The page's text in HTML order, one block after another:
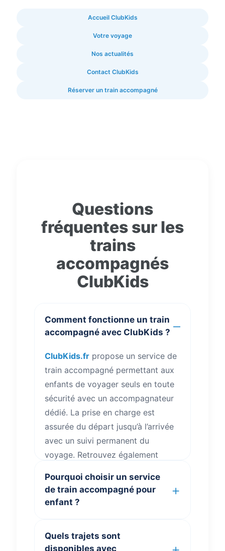
Accueil ClubKids
Votre voyage
Nos actualités
Contact ClubKids
Réserver un train accompagné
Questions
fréquentes sur les
trains
accompagnés
ClubKids
Comment fonctionne un train
accompagné avec ClubKids ?
ClubKids.frpropose un service de
train accompagné permettant aux
enfants de voyager seuls en toute
sécurité avec un accompagnateur
dédié. La prise en charge est
assurée du départ jusqu’à l’arrivée
avec un suivi permanent du
voyage. Retrouvez également
votre voyage.
Pourquoi choisir un service
de train accompagné pour
enfant ?
accompagnement train moderne
Quels trajets sont
disponibles avec